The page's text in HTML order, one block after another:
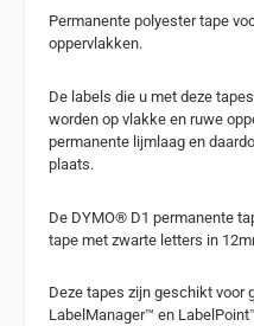
Permanente polyester tape
oppervlakken.
De labels die u met deze
worden op vlakke en ruwe
permanente lijmlaag en
plaats.
De DYMO® D1 permanente
tape met zwarte letters in
Deze tapes zijn geschikt voor
LabelManager™ en